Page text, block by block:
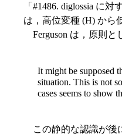
「#1486. diglossia に対
は，高位変種 (H) から
Ferguson は，原則と
It might be supposed
situation. This is not
cases seems to show
この静的な認識が後